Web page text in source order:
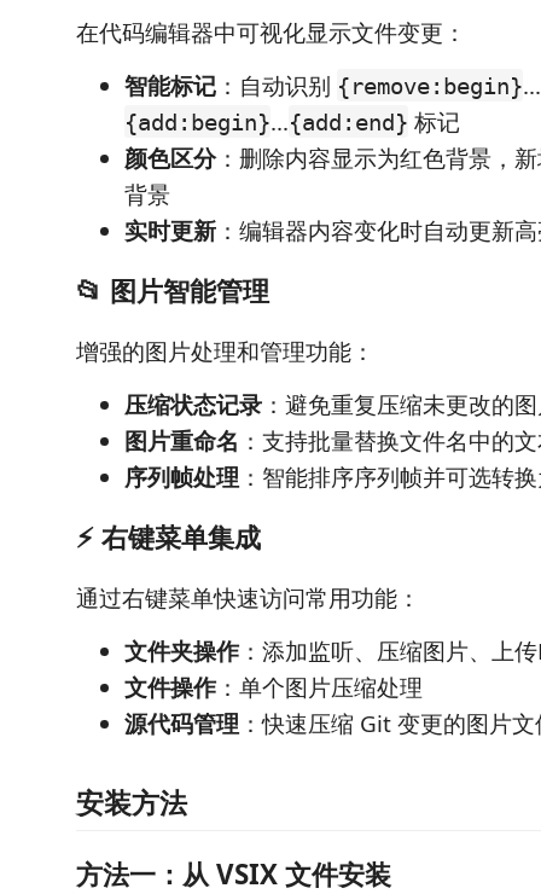
在代码编辑器中可视化显示文件变更：
智能标记 ：自动识别 {remove:begin}...
{add:begin}...{add:end} 标记
颜色区分：删除内容显示为红色背景，
背景
实时更新 ：编辑器内容变化时自动更新
📂 图片智能管理
增强的图片处理和管理功能：
压缩状态记录 ：避免重复压缩未更改的
图片重命名 ：支持批量替换文件名中的
序列帧处理 ：智能排序序列帧并可选转
⚡ 右键菜单集成
通过右键菜单快速访问常用功能：
文件夹操作：添加监听、压缩图片、上传
文件操作：单个图片压缩处理
源代码管理 ：快速压缩 Git 变更的图片
安装方法
方法一：从 VSIX 文件安装